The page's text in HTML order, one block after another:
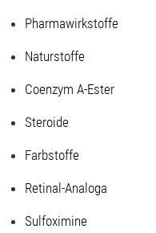
Pharmawirkstoffe
Naturstoffe
Coenzym A-Ester
Steroide
Farbstoffe
Retinal-Analoga
Sulfoximine